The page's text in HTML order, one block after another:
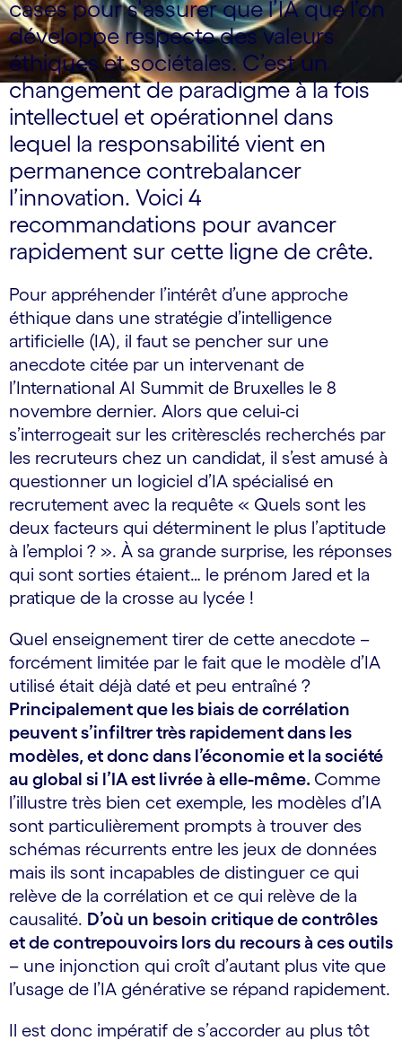
cases pour s’assurer que l’IA que l’on
développe respecte des valeurs
éthiques et sociétales. C’est un
changement de paradigme à la fois
intellectuel et opérationnel dans
lequel la responsabilité vient en
permanence contrebalancer
l’innovation. Voici 4
recommandations pour avancer
rapidement sur cette ligne de crête.
Pour appréhender l’intérêt d’une approche
éthique dans une stratégie d’intelligence
artificielle (IA), il faut se pencher sur une
anecdote citée par un intervenant de
l’International AI Summit de Bruxelles le 8
novembre dernier. Alors que celui-ci
s’interrogeait sur les critères­clés recherchés par
les recruteurs chez un candidat, il s’est amusé à
questionner un logiciel d’IA spécialisé en
recrutement avec la requête « Quels sont les
deux facteurs qui déterminent le plus l’aptitude
à l’emploi ? ». À sa grande surprise, les réponses
qui sont sorties étaient… le prénom Jared et la
pratique de la crosse au lycée !
Quel enseignement tirer de cette anecdote –
forcément limitée par le fait que le modèle d’IA
utilisé était déjà daté et peu entraîné ?
Principalement que les biais de corrélation
peuvent s’infiltrer très rapidement dans les
modèles, et donc dans l’économie et la société
au global si l’IA est livrée à elle-même. Comme
l’illustre très bien cet exemple, les modèles d’IA
sont particulièrement prompts à trouver des
schémas récurrents entre les jeux de données
mais ils sont incapables de distinguer ce qui
relève de la corrélation et ce qui relève de la
causalité. D’où un besoin critique de contrôles
et de contre­pouvoirs lors du recours à ces outils
– une injonction qui croît d’autant plus vite que
l’usage de l’IA générative se répand rapidement.
Il est donc impératif de s’accorder au plus tôt